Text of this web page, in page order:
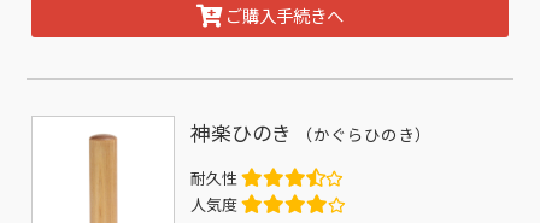
ご購入手続きへ
神楽ひのき （かぐらひのき）
耐久性
人気度